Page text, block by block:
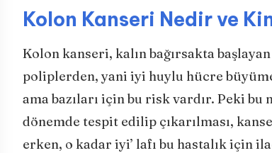
Kolon Kanseri Nedir ve
Kolon kanseri, kalın bağırsakta
poliplerden, yani iyi huylu hücre
ama bazıları için bu risk vardır. Peki
dönemde tespit edilip çıkarılması,
erken, o kadar iyi’ lafı bu hastalık için